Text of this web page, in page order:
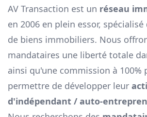
AV Transaction est un réseau
en 2006 en plein essor,
de biens immobiliers. Nous
mandataires une liberté totale
ainsi qu'une commission à 100%
permettre de développer leur
d'indépendant / auto-